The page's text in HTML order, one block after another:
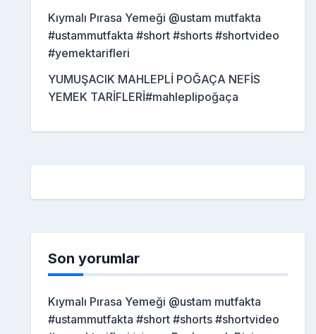
Kıymalı Pırasa Yemeği @ustam mutfakta
#ustammutfakta #short #shorts #shortvideo
#yemektarifleri
YUMUŞACIK MAHLEPLİ POĞAÇA NEFİS
YEMEK TARİFLERİ#mahleplipoğaça
Son yorumlar
Kıymalı Pırasa Yemeği @ustam mutfakta
#ustammutfakta #short #shorts #shortvideo